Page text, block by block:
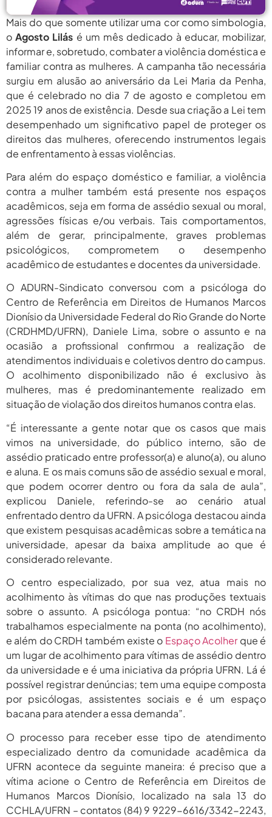
PROIFES Celebra Os 58 Anos Da
APUB...
agosto 6,
2026
MEC Autoriza 937 Novos Cargos Em
Institutos Federais...
agosto 6,
2026
Balanço Da 78ª SBPC: Na Primeira
Participação, PROIFES...
agosto
6, 2026
6 De Agosto: Dia Nacional Dos
Profissionais De...
agosto 6,
2026
PROIFES Celebra Os 58 Anos Da
APUB...
MEC Autoriza 937 Novos Cargos Em
Institutos Federais...
Balanço Da 78ª SBPC: Na Primeira
Participação, PROIFES...
agosto
6, 2026
6 De Agosto: Dia Nacional Dos
Profissionais De...
agosto 6,
PROIFES Celebra Os 58 Anos Da
APUB...
MEC Autoriza 937 Novos Cargos Em
Institutos Federais...
agosto 6,
2026
Mais do que somente utilizar uma cor como simbologia,
oAgosto Lilás é um mês dedicado à educar, mobilizar,
informar e, sobretudo, combater a violência doméstica e
familiar contra as mulheres. A campanha tão necessária
surgiu em alusão ao aniversário da Lei Maria da Penha,
que é celebrado no dia 7 de agosto e completou em
2025 19 anos de existência. Desde sua criação a Lei tem
desempenhado um significativo papel de proteger os
direitos das mulheres, oferecendo instrumentos legais
de enfrentamento à essas violências.
Para além do espaço doméstico e familiar, a violência
contra a mulher também está presente nos espaços
acadêmicos, seja em forma de assédio sexual ou moral,
agressões físicas e/ou verbais. Tais comportamentos,
além de gerar, principalmente, graves problemas
psicológicos, comprometem o desempenho
acadêmico de estudantes e docentes da universidade.
O ADURN-Sindicato conversou com a psicóloga do
Centro de Referência em Direitos de Humanos Marcos
Dionísio da Universidade Federal do Rio Grande do Norte
(CRDHMD/UFRN), Daniele Lima, sobre o assunto e na
ocasião a profissional confirmou a realização de
atendimentos individuais e coletivos dentro do campus.
O acolhimento disponibilizado não é exclusivo às
mulheres, mas é predominantemente realizado em
situação de violação dos direitos humanos contra elas.
“É interessante a gente notar que os casos que mais
vimos na universidade, do público interno, são de
assédio praticado entre professor(a) e aluno(a), ou aluno
e aluna. E os mais comuns são de assédio sexual e moral,
que podem ocorrer dentro ou fora da sala de aula”,
explicou Daniele, referindo-se ao cenário atual
enfrentado dentro da UFRN. A psicóloga destacou ainda
que existem pesquisas acadêmicas sobre a temática na
universidade, apesar da baixa amplitude ao que é
considerado relevante.
O centro especializado, por sua vez, atua mais no
acolhimento às vítimas do que nas produções textuais
sobre o assunto. A psicóloga pontua: “no CRDH nós
trabalhamos especialmente na ponta (no acolhimento),
e além do CRDH também existe o Espaço Acolherque é
um lugar de acolhimento para vítimas de assédio dentro
da universidade e é uma iniciativa da própria UFRN. Lá é
possível registrar denúncias; tem uma equipe composta
por psicólogas, assistentes sociais e é um espaço
bacana para atender a essa demanda”.
O processo para receber esse tipo de atendimento
especializado dentro da comunidade acadêmica da
UFRN acontece da seguinte maneira: é preciso que a
vítima acione o Centro de Referência em Direitos de
Humanos Marcos Dionísio, localizado na sala 13 do
CCHLA/UFRN – contatos (84) 9 9229-6616/3342-2243,